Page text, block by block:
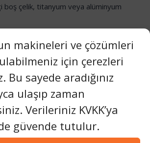
makineleri ve çözümleri
için çerezleri
Bu sayede aradığınız
ulaşıp zaman
Verileriniz KVKK’ya
güvende tutulur.
boş çelik, titanyum veya alüminyum